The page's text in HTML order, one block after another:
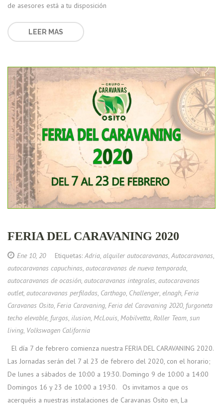
de asesores está a tu disposición
LEER MAS
FERIA DEL CARAVANING 2020
Ene 10, 20Etiquetas: Adria, alquiler autocaravanas, Autocaravanas,
autocaravanas capuchinas, autocaravanas de nueva temporada,
autocaravanas de ocasión, autocaravanas integrales, autocaravanas
outlet, autocaravanas perfiladas, Carthago, Challenger, elnagh, Feria
Caravanas Osito, Feria Caravaning, Feria del Caravaning 2020, furgoneta
techo elevable, furgos, ilusion, McLouis, Mobilvetta, Roller Team, sun
living, Volkswagen California
El día 7 de febrero comienza nuestra FERIA DEL CARAVANING 2020.
Las Jornadas serán del 7 al 23 de febrero del 2020, con el horario;
De lunes a sábados de 10:00 a 19:30. Domingo 9 de 10:00 a 14:00
Domingos 16 y 23 de 10:00 a 19:30. Os invitamos a que os
acerquéis a nuestras instalaciones de Caravanas Osito en, La